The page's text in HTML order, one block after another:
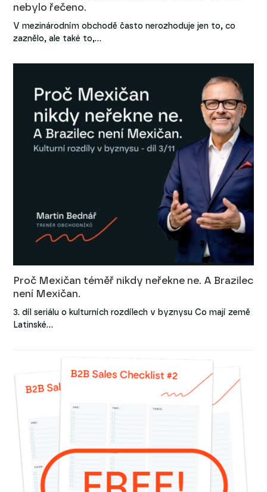
nebylo řečeno.
V mezinárodním obchodě často nerozhoduje jen to, co
zaznělo, ale také to,…
Proč Mexičan téměř nikdy neřekne ne. A Brazilec
není Mexičan.
3. díl seriálu o kulturních rozdílech v byznysu Co mají země
Latinské…